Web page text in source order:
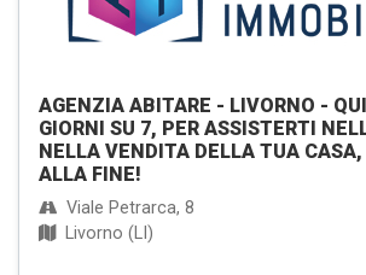
AGENZIA ABITARE - LIVORNO -
GIORNI SU 7, PER ASSISTERTI
NELLA VENDITA DELLA TUA
ALLA FINE!
Viale Petrarca, 8
Livorno (LI)